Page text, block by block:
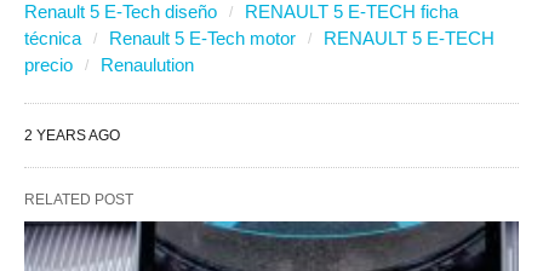
Renault 5 E-Tech diseño
RENAULT 5 E-TECH ficha
técnica
Renault 5 E-Tech motor
RENAULT 5 E-TECH
precio
Renaulution
2 YEARS AGO
RELATED POST